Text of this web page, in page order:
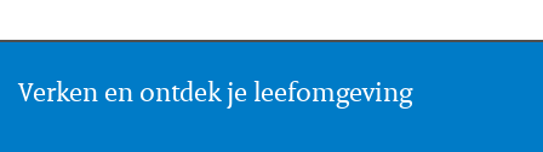
Verken en ontdek je leefomgeving